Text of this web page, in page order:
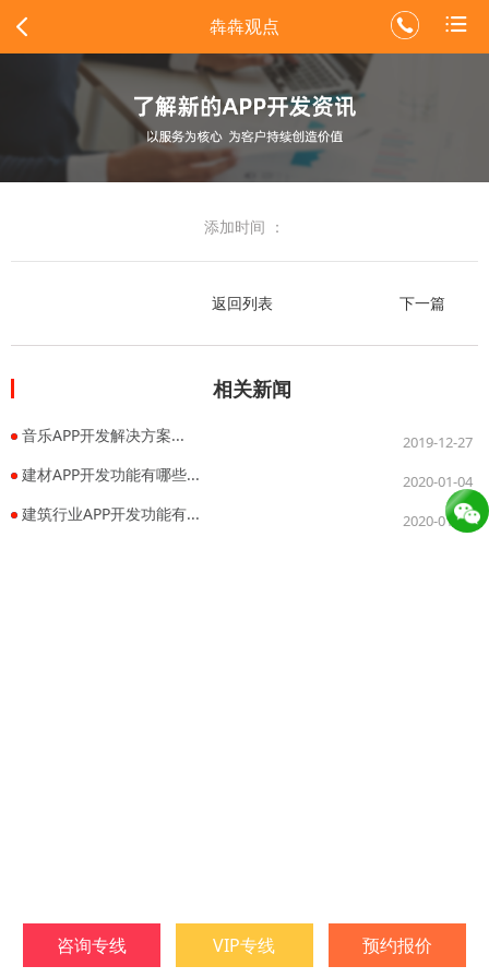
犇犇观点
添加时间 ：
返回列表 下一篇
相关新闻
音乐APP开发解决方案... 2019-12-27
建材APP开发功能有哪些... 2020-01-04
建筑行业APP开发功能有... 2020-01-04
咨询专线 VIP专线 预约报价